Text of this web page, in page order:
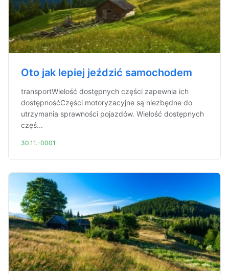
Oto jak lepiej jeździć samochodem
transportWielość dostępnych części zapewnia ich
dostępnośćCzęści motoryzacyjne są niezbędne do
utrzymania sprawności pojazdów. Wielość dostępnych
częś...
30.11.-0001